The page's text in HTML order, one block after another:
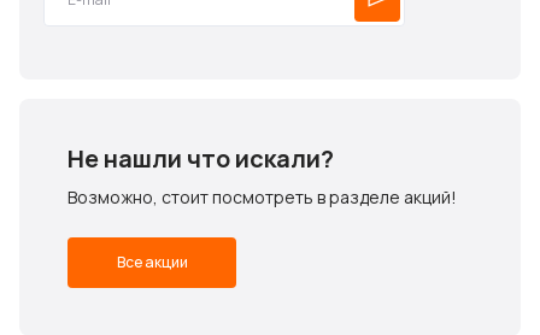
Не нашли что искали?
Возможно, стоит посмотреть в разделе акций!
Все акции